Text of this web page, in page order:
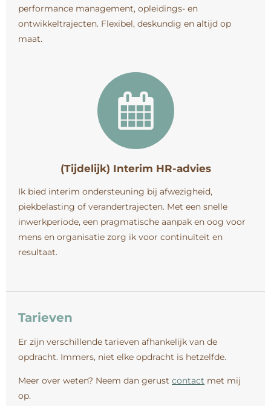
performance management, opleidings- en
ontwikkeltrajecten. Flexibel, deskundig en altijd op
maat.
(Tijdelijk) Interim HR-advies
Ik bied interim ondersteuning bij afwezigheid,
piekbelasting of verandertrajecten. Met een snelle
inwerkperiode, een pragmatische aanpak en oog voor
mens en organisatie zorg ik voor continuïteit en
resultaat.
Tarieven
Er zijn verschillende tarieven afhankelijk van de
opdracht. Immers, niet elke opdracht is hetzelfde.
Meer over weten? Neem dan gerust contact met mij
op.